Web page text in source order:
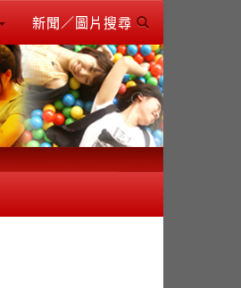
新聞／圖片搜尋